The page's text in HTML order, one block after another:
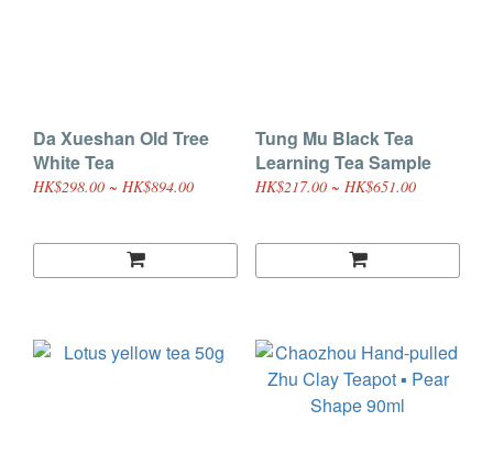
Da Xueshan Old Tree
White Tea
HK$298.00 ~ HK$894.00
Tung Mu Black Tea
Learning Tea Sample
HK$217.00 ~ HK$651.00